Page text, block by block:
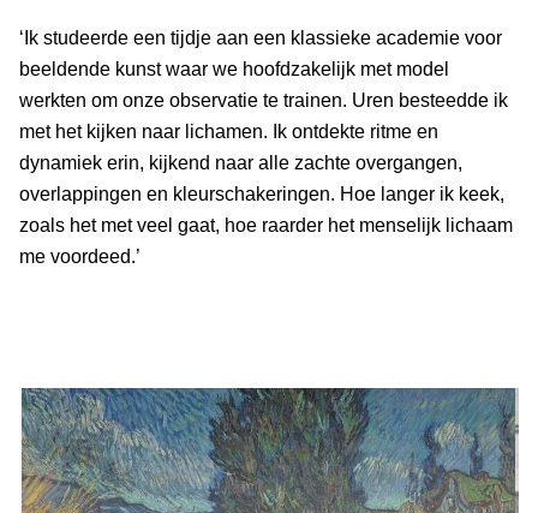
‘Ik studeerde een tijdje aan een klassieke academie voor
beeldende kunst waar we hoofdzakelijk met model
werkten om onze observatie te trainen. Uren besteedde ik
met het kijken naar lichamen. Ik ontdekte ritme en
dynamiek erin, kijkend naar alle zachte overgangen,
overlappingen en kleurschakeringen. Hoe langer ik keek,
zoals het met veel gaat, hoe raarder het menselijk lichaam
me voordeed.’